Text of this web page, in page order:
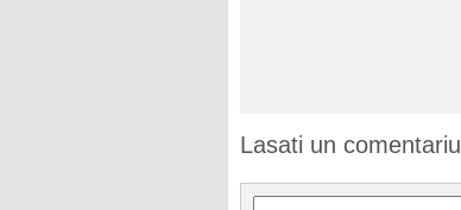
Lasati un comentariu